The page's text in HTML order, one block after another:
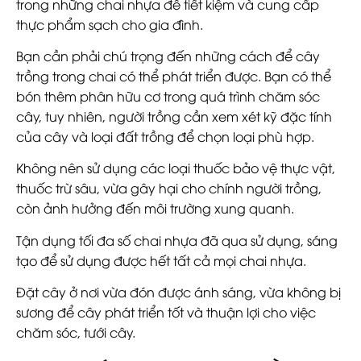
trong những chai nhựa để tiết kiệm và cung cấp
thực phẩm sạch cho gia đình.
Bạn cần phải chú trọng đến những cách để cây
trồng trong chai có thể phát triển được. Bạn có thể
bón thêm phân hữu cơ trong quá trình chăm sóc
cây, tuy nhiên, người trồng cần xem xét kỹ đặc tính
của cây và loại đất trồng để chọn loại phù hợp.
Không nên sử dụng các loại thuốc bảo vệ thực vật,
thuốc trừ sâu, vừa gây hại cho chính người trồng,
còn ảnh hưởng đến môi trường xung quanh.
Tận dụng tối đa số chai nhựa đã qua sử dụng, sáng
tạo để sử dụng được hết tất cả mọi chai nhựa.
Đặt cây ở nơi vừa đón được ánh sáng, vừa không bị
sương để cây phát triển tốt và thuận lợi cho việc
chăm sóc, tưới cây.